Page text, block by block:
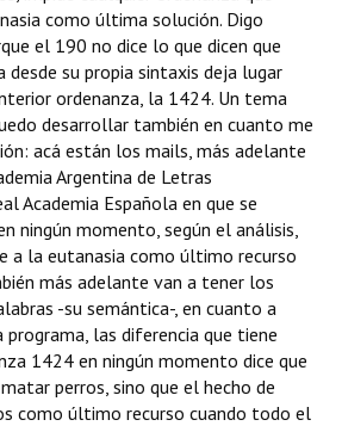
como última solución. Digo
el 190 no dice lo que dicen que
desde su propia sintaxis deja lugar
ordenanza, la 1424. Un tema
desarrollar también en cuanto me
acá están los mails, más adelante
Argentina de Letras
Academia Española en que se
ningún momento, según el análisis,
a la eutanasia como último recurso
más adelante van a tener los
-su semántica-, en cuanto a
las diferencia que tiene
1424 en ningún momento dice que
perros, sino que el hecho de
como último recurso cuando todo el